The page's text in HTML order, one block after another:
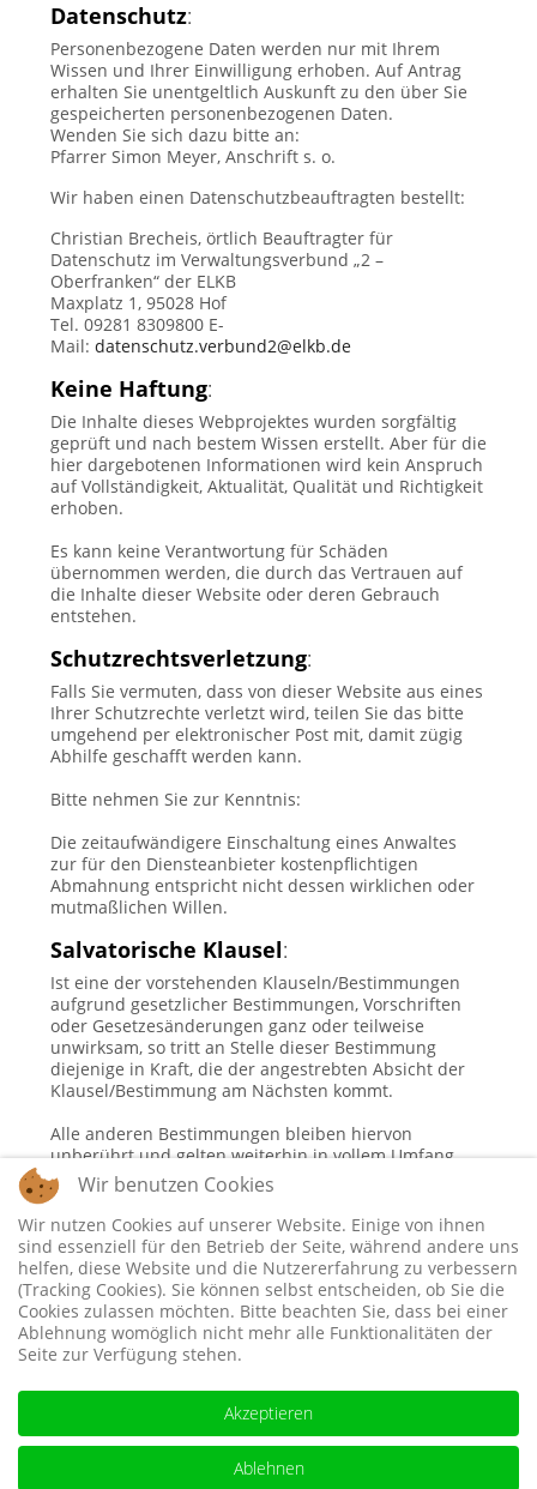
Datenschutz:
Personenbezogene Daten werden nur mit Ihrem
Wissen und Ihrer Einwilligung erhoben. Auf Antrag
erhalten Sie unentgeltlich Auskunft zu den über Sie
gespeicherten personenbezogenen Daten.
Wenden Sie sich dazu bitte an:
Pfarrer Simon Meyer, Anschrift s. o.
Wir haben einen Datenschutzbeauftragten bestellt:
Christian Brecheis, örtlich Beauftragter für
Datenschutz im Verwaltungsverbund „2 –
Oberfranken“ der ELKB
Maxplatz 1, 95028 Hof
Tel. 09281 8309800 E-
Mail: datenschutz.verbund2@elkb.de
Keine Haftung:
Die Inhalte dieses Webprojektes wurden sorgfältig
geprüft und nach bestem Wissen erstellt. Aber für die
hier dargebotenen Informationen wird kein Anspruch
auf Vollständigkeit, Aktualität, Qualität und Richtigkeit
erhoben.
Es kann keine Verantwortung für Schäden
übernommen werden, die durch das Vertrauen auf
die Inhalte dieser Website oder deren Gebrauch
entstehen.
Schutzrechtsverletzung:
Falls Sie vermuten, dass von dieser Website aus eines
Ihrer Schutzrechte verletzt wird, teilen Sie das bitte
umgehend per elektronischer Post mit, damit zügig
Abhilfe geschafft werden kann.
Bitte nehmen Sie zur Kenntnis:
Die zeitaufwändigere Einschaltung eines Anwaltes
zur für den Diensteanbieter kostenpflichtigen
Abmahnung entspricht nicht dessen wirklichen oder
mutmaßlichen Willen.
Salvatorische Klausel:
Ist eine der vorstehenden Klauseln/Bestimmungen
aufgrund gesetzlicher Bestimmungen, Vorschriften
oder Gesetzesänderungen ganz oder teilweise
unwirksam, so tritt an Stelle dieser Bestimmung
diejenige in Kraft, die der angestrebten Absicht der
Klausel/Bestimmung am Nächsten kommt.
Alle anderen Bestimmungen bleiben hiervon
unberührt und gelten weiterhin in vollem Umfang.
Datenschutzerklärung Impressum
Wir benutzen Cookies
Wir nutzen Cookies auf unserer Website. Einige von ihnen
sind essenziell für den Betrieb der Seite, während andere uns
helfen, diese Website und die Nutzererfahrung zu verbessern
(Tracking Cookies). Sie können selbst entscheiden, ob Sie die
Cookies zulassen möchten. Bitte beachten Sie, dass bei einer
Ablehnung womöglich nicht mehr alle Funktionalitäten der
Seite zur Verfügung stehen.
Akzeptieren
Ablehnen